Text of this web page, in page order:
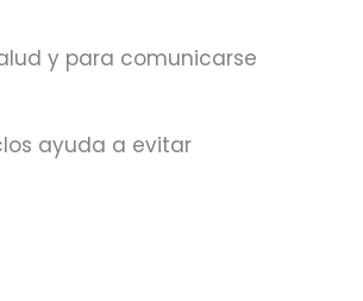
y para comunicarse
ayuda a evitar